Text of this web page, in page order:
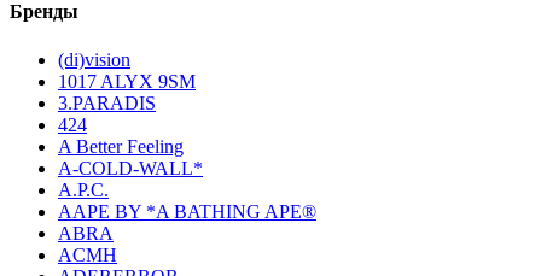
Бренды
(di)vision
1017 ALYX 9SM
3.PARADIS
424
A Better Feeling
A-COLD-WALL*
A.P.C.
AAPE BY *A BATHING APE®
ABRA
ACMH